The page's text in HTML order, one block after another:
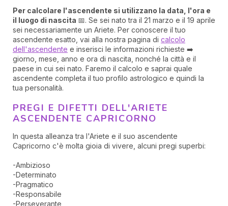
Per calcolare l'ascendente si utilizzano la data, l'ora e
il luogo di nascita 📅. Se sei nato tra il 21 marzo e il 19 aprile
sei necessariamente un Ariete. Per conoscere il tuo
ascendente esatto, vai alla nostra pagina di calcolo
dell'ascendente e inserisci le informazioni richieste ➡️
giorno, mese, anno e ora di nascita, nonché la città e il
paese in cui sei nato. Faremo il calcolo e saprai quale
ascendente completa il tuo profilo astrologico e quindi la
tua personalità.
PREGI E DIFETTI DELL'ARIETE
ASCENDENTE CAPRICORNO
In questa alleanza tra l'Ariete e il suo ascendente
Capricorno c'è molta gioia di vivere, alcuni pregi superbi:
-Ambizioso
-Determinato
-Pragmatico
-Responsabile
-Perseverante